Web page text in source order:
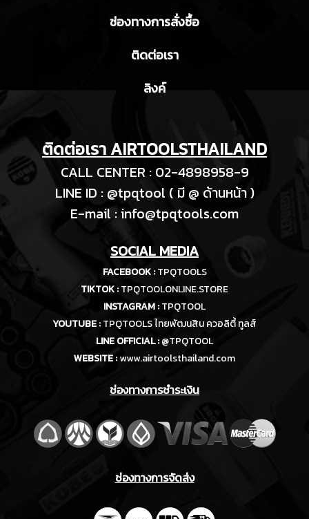
ช่องทางการสั่งซื้อ
ติดต่อเรา
ลิงค์
ติดต่อเรา AIRTOOLSTHAILAND
CALL CENTER : 02-4898958-9
LINE ID : @tpqtool ( มี @ ด้านหน้า )
E-mail :info@tpqtools.com
SOCIAL MEDIA
FACEBOOK : TPQTOOLS
TIKTOK :TPQTOOLONLINE.STORE
INSTAGRAM :TPQTOOL
YOUTUBE :TPQTOOLS ไทยพัฒนสิน ควอลิตี้ ทูลส์
LINE OFFICIAL :@TPQTOOL
WEBSITE :www.airtoolsthailand.com
ช่องทางการชำระเงิน
ช่องทางการจัดส่ง